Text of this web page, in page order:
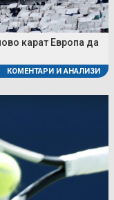
карат Европа да
КОМЕНТАРИ И АНАЛИЗИ